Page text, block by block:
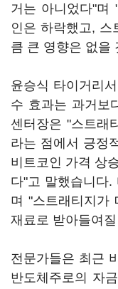
거는 아니었다"며
인은 하락했고, 스
큼 큰 영향은 없을
윤승식 타이거리
수 효과는 과거보
센터장은 "스트래
라는 점에서 긍정
비트코인 가격 상
다"고 말했습니다.
며 "스트래티지가
재료로 받아들여
전문가들은 최근
반도체주로의 자